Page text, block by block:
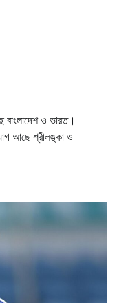
বাংলাদেশ ও ভারত।
আছে শ্রীলঙ্কা ও